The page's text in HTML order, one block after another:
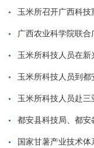
玉米所召开广西科技
性新品种选育与示范
广西农业科学院联
年先锋事迹宣讲
玉米所科技人员在
培训
玉米所科技人员到
对接会
玉米所科技人员赴
流
都安县科技局、都安
项目合作交流
国家甘薯产业技术